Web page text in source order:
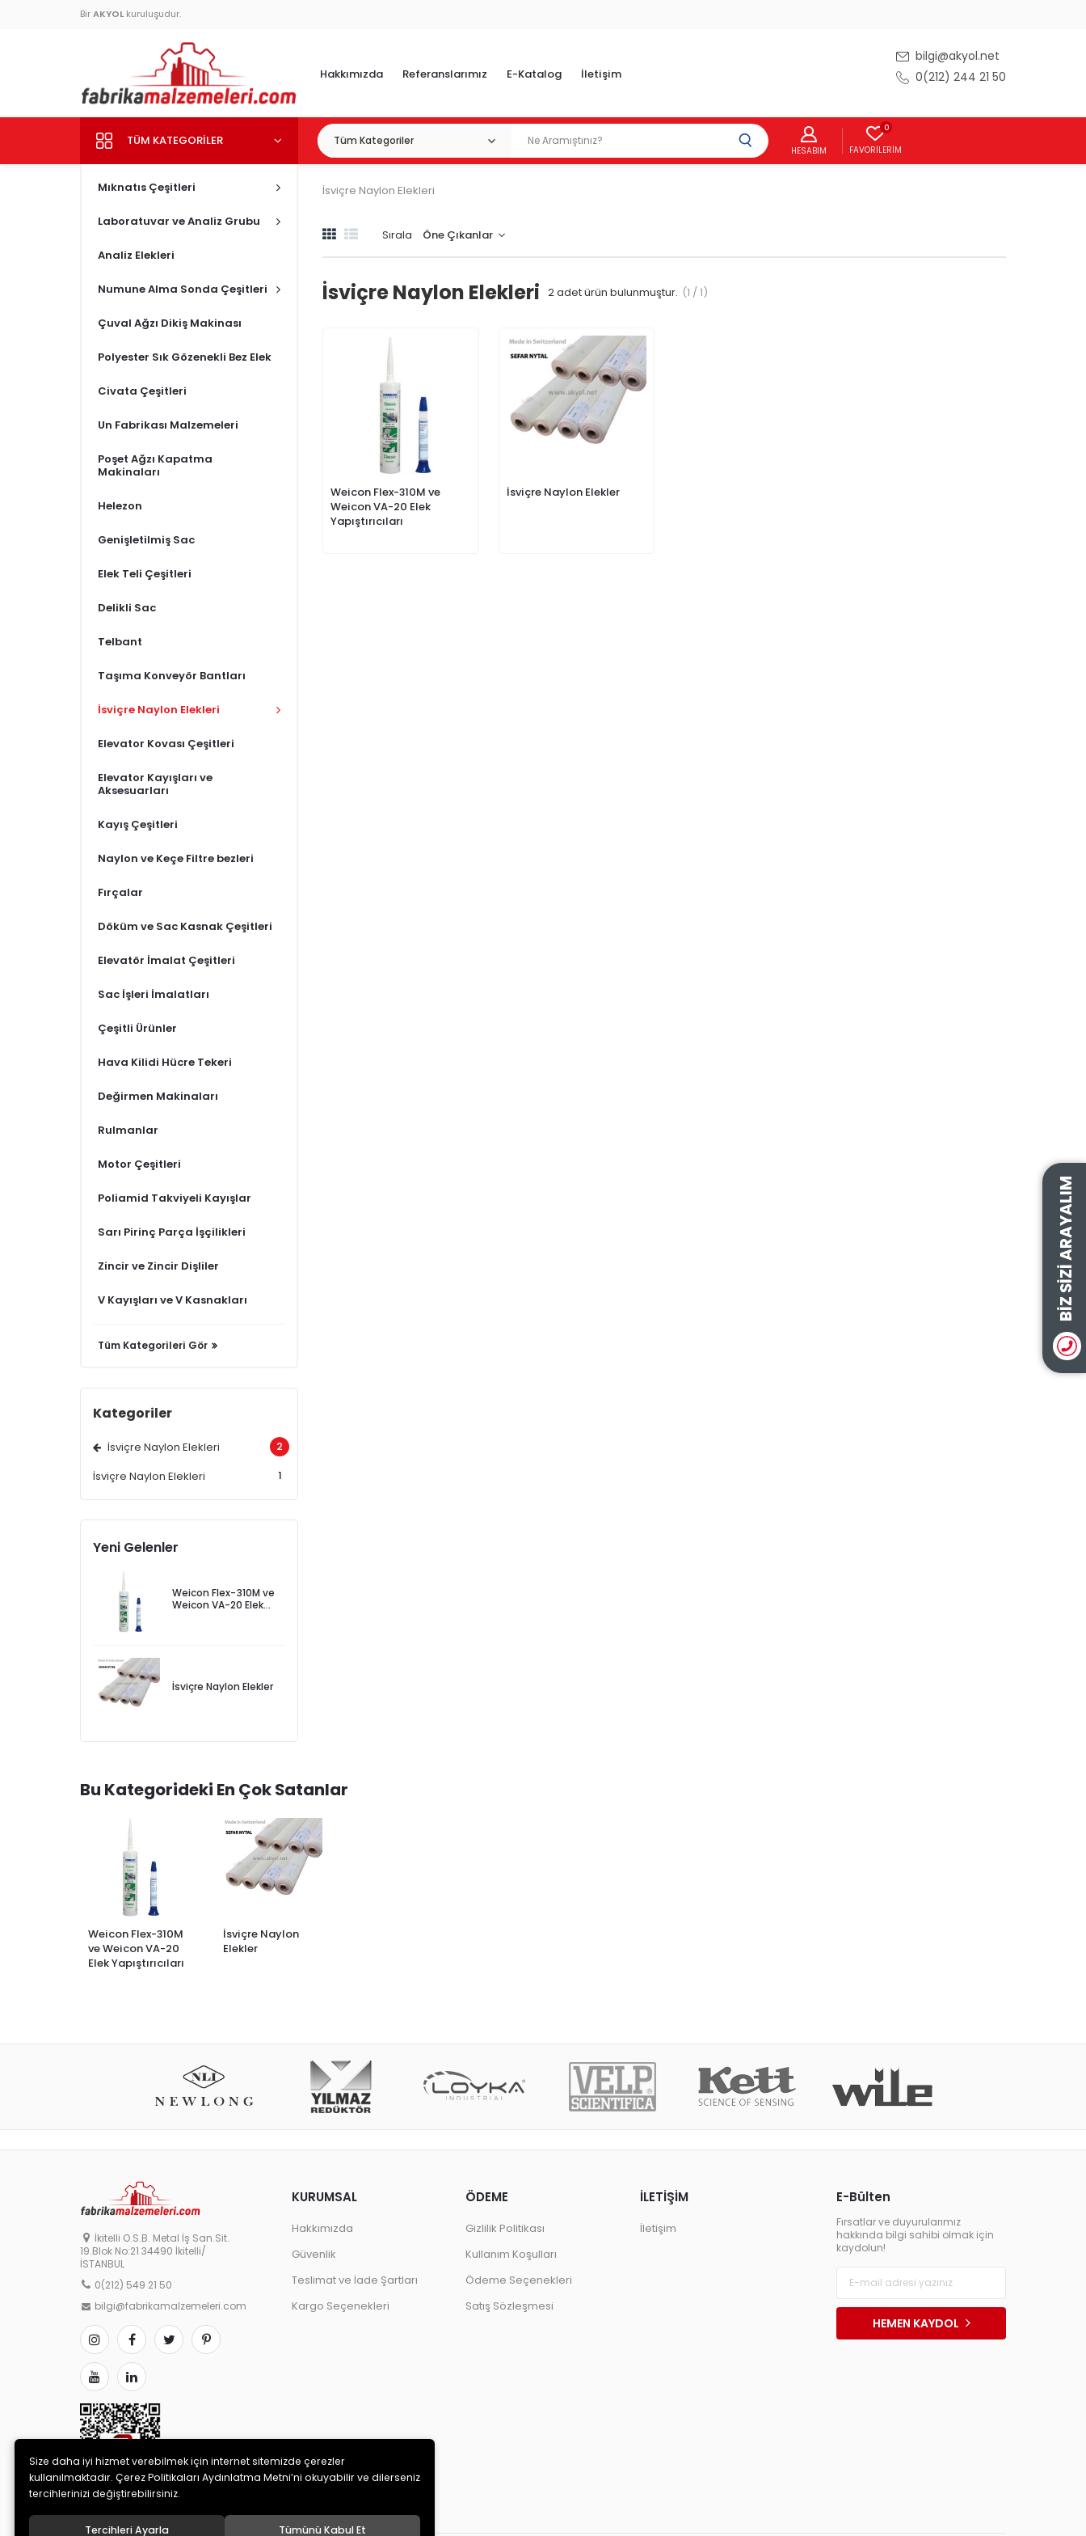
Bir AKYOL kuruluşudur.
bilgi@akyol.net
0(212) 244 21 50
Hakkımızda Referanslarımız E-Katalog İletişim
TÜM KATEGORILER
Mıknatıs Çeşitleri
Laboratuvar ve Analiz Grubu
Analiz Elekleri
Numune Alma Sonda Çeşitleri
Çuval Ağzı Dikiş Makinası
Polyester Sık Gözenekli Bez Elek
Civata Çeşitleri
Un Fabrikası Malzemeleri
Poşet Ağzı Kapatma
Makinaları
Helezon
Genişletilmiş Sac
Elek Teli Çeşitleri
Delikli Sac
Telbant
Taşıma Konveyör Bantları
İsviçre Naylon Elekleri
Elevator Kovası Çeşitleri
Elevator Kayışları ve
Aksesuarları
Kayış Çeşitleri
Naylon ve Keçe Filtre bezleri
Fırçalar
Döküm ve Sac Kasnak Çeşitleri
Elevatör İmalat Çeşitleri
Sac İşleri İmalatları
Çeşitli Ürünler
Hava Kilidi Hücre Tekeri
Değirmen Makinaları
Rulmanlar
Motor Çeşitleri
Poliamid Takviyeli Kayışlar
Sarı Pirinç Parça İşçilikleri
Zincir ve Zincir Dişliler
V Kayışları ve V Kasnakları
Tüm Kategorileri Gör
HESABIM
0
FAVORILERIM
İsviçre Naylon Elekleri
Sırala
İsviçre Naylon Elekleri 2 adet ürün bulunmuştur. (1 / 1)
Weicon Flex-310M ve
Weicon VA-20 Elek
Yapıştırıcıları
İsviçre Naylon Elekler
Kategoriler
İsviçre Naylon Elekleri 2
İsviçre Naylon Elekleri 1
Yeni Gelenler
Weicon Flex-310M ve
Weicon VA-20 Elek
İsviçre Naylon Elekler
Bu Kategorideki En Çok Satanlar
Weicon Flex-310M
ve Weicon VA-20
Elek Yapıştırıcıları
İsviçre Naylon
Elekler
BIZ SIZI ARAYALIM
İkitelli O.S.B. Metal İş San.Sit.
19.Blok No:21 34490 İkitelli/
İSTANBUL
0(212) 549 21 50
bilgi@fabrikamalzemeleri.com
E-Bülten
Fırsatlar ve duyurularımız
hakkında bilgi sahibi olmak için
kaydolun!
HEMEN KAYDOL
KURUMSAL
Hakkımızda
Güvenlik
Teslimat ve İade Şartları
Kargo Seçenekleri
ÖDEME
Gizlilik Politikası
Kullanım Koşulları
Ödeme Seçenekleri
Satış Sözleşmesi
İLETİŞİM
İletişim
Size daha iyi hizmet verebilmek için internet sitemizde çerezler
kullanılmaktadır. Çerez Politikaları Aydınlatma Metni’ni okuyabilir ve dilerseniz
tercihlerinizi değiştirebilirsiniz.
Tercihleri Ayarla Tümünü Kabul Et